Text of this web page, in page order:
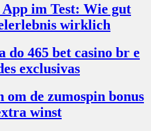
im Test: Wie gut
wirklich
do 465 bet casino br e
exclusivas
om de zumospin bonus
winst